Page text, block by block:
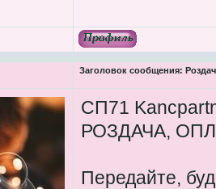
Заголовок сообщения:
СП71
РОЗДАЧА,
Передайте,